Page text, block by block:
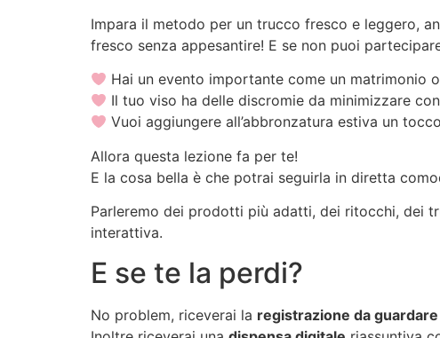
Impara il metodo per un trucco fresco e leggero,
fresco senza appesantire! E se non puoi
Hai un evento importante come un matrimonio
Il tuo viso ha delle discromie da minimizzare
Vuoi aggiungere all’abbronzatura estiva un
Allora questa lezione fa per te!
E la cosa bella è che potrai seguirla in diretta
Parleremo dei prodotti più adatti, dei ritocchi, dei
interattiva.
E se te la perdi?
No problem, riceverai la registrazione da